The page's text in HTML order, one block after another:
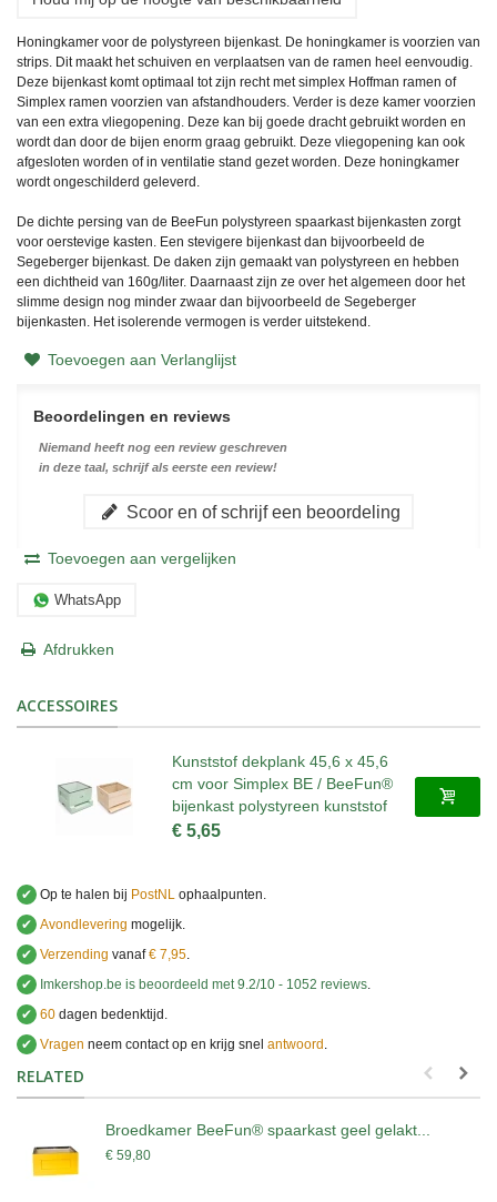
Honingkamer voor de polystyreen bijenkast. De honingkamer is voorzien van
strips. Dit maakt het schuiven en verplaatsen van de ramen heel eenvoudig.
Deze bijenkast komt optimaal tot zijn recht met simplex Hoffman ramen of
Simplex ramen voorzien van afstandhouders. Verder is deze kamer voorzien
van een extra vliegopening. Deze kan bij goede dracht gebruikt worden en
wordt dan door de bijen enorm graag gebruikt. Deze vliegopening kan ook
afgesloten worden of in ventilatie stand gezet worden. Deze honingkamer
wordt ongeschilderd geleverd.
De dichte persing van de BeeFun polystyreen spaarkast bijenkasten zorgt
voor oerstevige kasten. Een stevigere bijenkast dan bijvoorbeeld de
Segeberger bijenkast. De daken zijn gemaakt van polystyreen en hebben
een dichtheid van 160g/liter. Daarnaast zijn ze over het algemeen door het
slimme design nog minder zwaar dan bijvoorbeeld de Segeberger
bijenkasten. Het isolerende vermogen is verder uitstekend.
Toevoegen aan Verlanglijst
Beoordelingen en reviews
Niemand heeft nog een review geschreven
in deze taal, schrijf als eerste een review!
Scoor en of schrijf een beoordeling
Toevoegen aan vergelijken
WhatsApp
Afdrukken
ACCESSOIRES
Kunststof dekplank 45,6 x 45,6
cm voor Simplex BE / BeeFun®
bijenkast polystyreen kunststof
€ 5,65
✔ Op te halen bij PostNL ophaalpunten.
✔ Avondlevering mogelijk.
✔ Verzending vanaf€ 7,95.
✔
Imkershop.be is beoordeeld met9.2/10 - 1052 reviews.
✔ 60 dagen bedenktijd.
✔ Vragen neem contact op en krijg snel antwoord .
RELATED
Broedkamer BeeFun® spaarkast geel gelakt...
€ 59,80